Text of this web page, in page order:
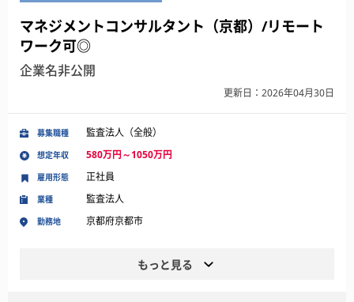
マネジメントコンサルタント（京都）/リモート
ワーク可◎
企業名非公開
更新日：2026年04月30日
募集職種 監査法人（全般）
想定年収 580万円～1050万円
業種 監査法人
勤務地 京都府京都市
雇用形態 正社員
もっと見る